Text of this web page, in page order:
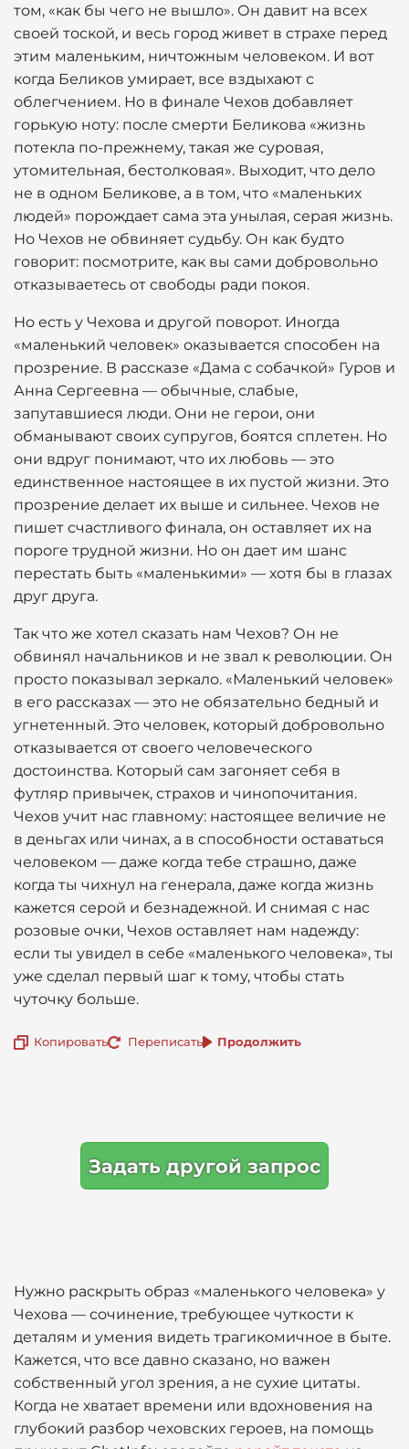
том, «как бы чего не вышло». Он давит на всех
своей тоской, и весь город живет в страхе перед
этим маленьким, ничтожным человеком. И вот
когда Беликов умирает, все вздыхают с
облегчением. Но в финале Чехов добавляет
горькую ноту: после смерти Беликова «жизнь
потекла по-прежнему, такая же суровая,
утомительная, бестолковая». Выходит, что дело
не в одном Беликове, а в том, что «маленьких
людей» порождает сама эта унылая, серая жизнь.
Но Чехов не обвиняет судьбу. Он как будто
говорит: посмотрите, как вы сами добровольно
отказываетесь от свободы ради покоя.
Но есть у Чехова и другой поворот. Иногда
«маленький человек» оказывается способен на
прозрение. В рассказе «Дама с собачкой» Гуров и
Анна Сергеевна — обычные, слабые,
запутавшиеся люди. Они не герои, они
обманывают своих супругов, боятся сплетен. Но
они вдруг понимают, что их любовь — это
единственное настоящее в их пустой жизни. Это
прозрение делает их выше и сильнее. Чехов не
пишет счастливого финала, он оставляет их на
пороге трудной жизни. Но он дает им шанс
перестать быть «маленькими» — хотя бы в глазах
друг друга.
Так что же хотел сказать нам Чехов? Он не
обвинял начальников и не звал к революции. Он
просто показывал зеркало. «Маленький человек»
в его рассказах — это не обязательно бедный и
угнетенный. Это человек, который добровольно
отказывается от своего человеческого
достоинства. Который сам загоняет себя в
футляр привычек, страхов и чинопочитания.
Чехов учит нас главному: настоящее величие не
в деньгах или чинах, а в способности оставаться
человеком — даже когда тебе страшно, даже
когда ты чихнул на генерала, даже когда жизнь
кажется серой и безнадежной. И снимая с нас
розовые очки, Чехов оставляет нам надежду:
если ты увидел в себе «маленького человека», ты
уже сделал первый шаг к тому, чтобы стать
чуточку больше.
Копировать Переписать Продолжить
Задать другой запрос
Нужно раскрыть образ «маленького человека» у
Чехова — сочинение, требующее чуткости к
деталям и умения видеть трагикомичное в быте.
Кажется, что все давно сказано, но важен
собственный угол зрения, а не сухие цитаты.
Когда не хватает времени или вдохновения на
глубокий разбор чеховских героев, на помощь